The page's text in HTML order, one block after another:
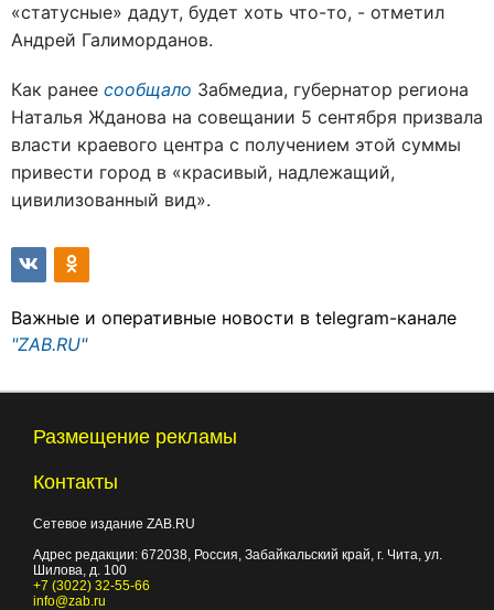
«статусные» дадут, будет хоть что-то, - отметил
Андрей Галиморданов.
Как ранее сообщало Забмедиа, губернатор региона
Наталья Жданова на совещании 5 сентября призвала
власти краевого центра с получением этой суммы
привести город в «красивый, надлежащий,
цивилизованный вид».
Важные и оперативные новости в telegram-канале
"ZAB.RU"
Размещение рекламы
Контакты
Сетевое издание ZAB.RU
Адрес редакции: 672038, Россия, Забайкальский край, г. Чита, ул.
Шилова, д. 100
+7 (3022) 32-55-66
info@zab.ru